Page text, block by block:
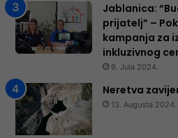
Jablanica:
prijatelj” –
kampanja za
inkluzivnog
9. Jula 2024.
Neretva
13. Augusta 2024.